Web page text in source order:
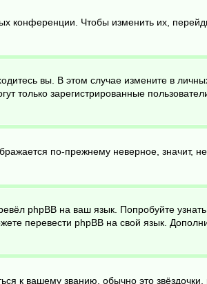
конференции. Чтобы изменить их,
вы. В этом случае измените в
только зарегистрированные
по-прежнему неверное, значит,
phpBB на ваш язык. Попробуйте
перевести phpBB на свой язык.
к вашему званию, обычно это